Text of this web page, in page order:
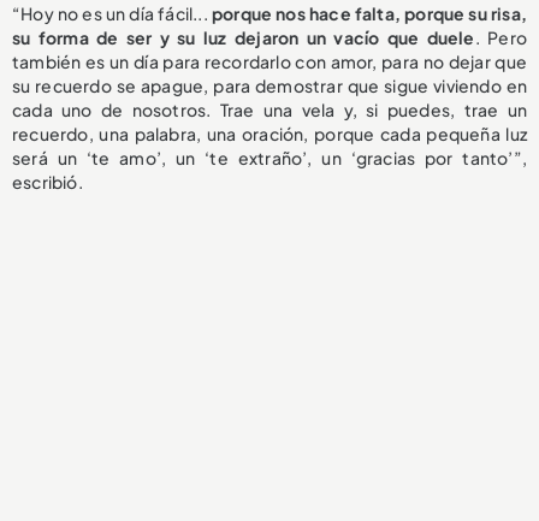
“Hoy no es un día fácil... porque nos hace falta, porque su risa,
su forma de ser y su luz dejaron un vacío que duele. Pero
también es un día para recordarlo con amor, para no dejar que
su recuerdo se apague, para demostrar que sigue viviendo en
cada uno de nosotros. Trae una vela y, si puedes, trae un
recuerdo, una palabra, una oración, porque cada pequeña luz
será un ‘te amo’, un ‘te extraño’, un ‘gracias por tanto’”,
escribió.